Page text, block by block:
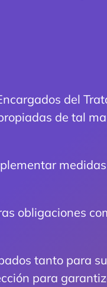
del
de tal
obligaciones
tanto para
para